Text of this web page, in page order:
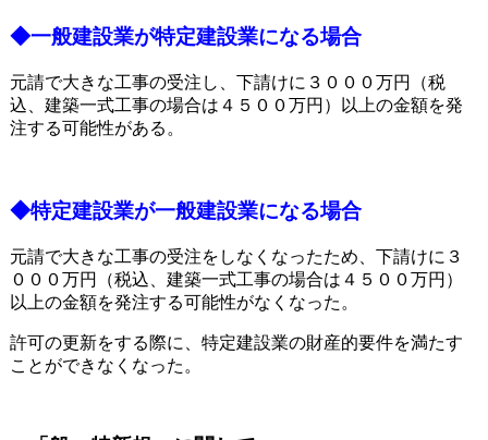
◆一般建設業が特定建設業になる場合
元請で大きな工事の受注し、下請けに３０００万円（税
込、建築一式工事の場合は４５００万円）以上の金額を発
注する可能性がある。
◆特定建設業が一般建設業になる場合
元請で大きな工事の受注をしなくなったため、下請けに３
０００万円（税込、建築一式工事の場合は４５００万円）
以上の金額を発注する可能性がなくなった。
許可の更新をする際に、特定建設業の財産的要件を満たす
ことができなくなった。